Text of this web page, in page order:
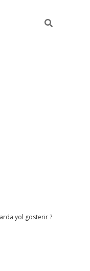
yol gösterir ?